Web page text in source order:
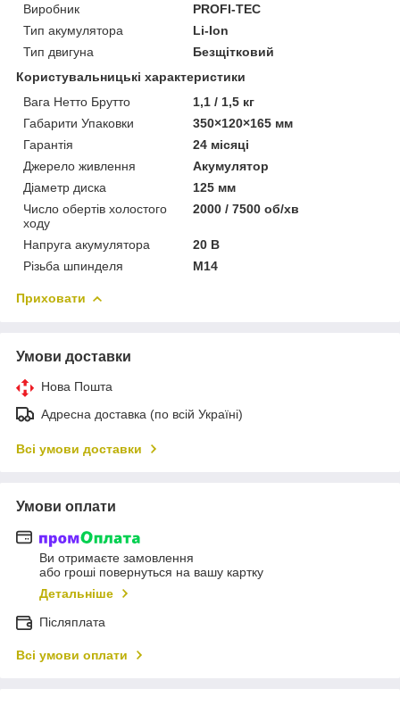
Виробник
PROFI-TEC
Тип акумулятора
Li-Ion
Тип двигуна
Безщітковий
Користувальницькі характеристики
Вага Нетто Брутто
1,1 / 1,5 кг
Габарити Упаковки
350×120×165 мм
Гарантія
24 місяці
Джерело живлення
Акумулятор
Діаметр диска
125 мм
Число обертів холостого
ходу
2000 / 7500 об/хв
Напруга акумулятора
20 В
Різьба шпинделя
М14
Приховати
Умови доставки
Нова Пошта
Адресна доставка (по всій Україні)
Всі умови доставки
Умови оплати
Ви отримаєте замовлення
або гроші повернуться на вашу картку
Детальніше
Післяплата
Всі умови оплати